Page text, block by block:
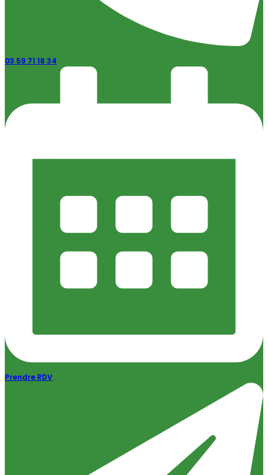
03 59 71 18 34
Prendre RDV